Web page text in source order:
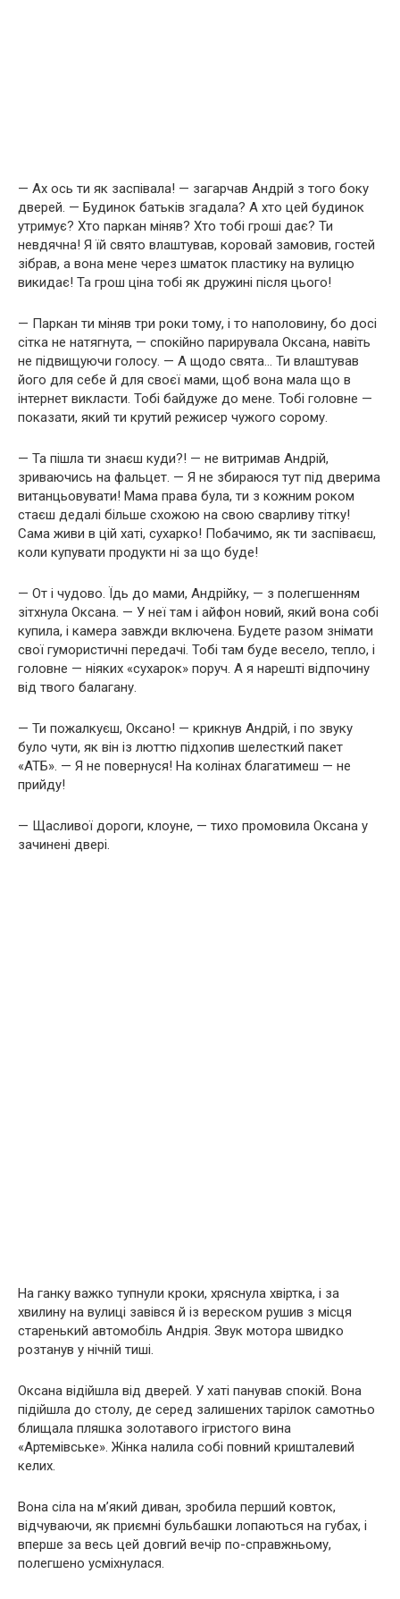
— Ах ось ти як заспівала! — загарчав Андрій з того боку
дверей. — Будинок батьків згадала? А хто цей будинок
утримує? Хто паркан міняв? Хто тобі гроші дає? Ти
невдячна! Я їй свято влаштував, коровай замовив, гостей
зібрав, а вона мене через шматок пластику на вулицю
викидає! Та грош ціна тобі як дружині після цього!
— Паркан ти міняв три роки тому, і то наполовину, бо досі
сітка не натягнута, — спокійно парирувала Оксана, навіть
не підвищуючи голосу. — А щодо свята… Ти влаштував
його для себе й для своєї мами, щоб вона мала що в
інтернет викласти. Тобі байдуже до мене. Тобі головне —
показати, який ти крутий режисер чужого сорому.
— Та пішла ти знаєш куди?! — не витримав Андрій,
зриваючись на фальцет. — Я не збираюся тут під дверима
витанцьовувати! Мама права була, ти з кожним роком
стаєш дедалі більше схожою на свою сварливу тітку!
Сама живи в цій хаті, сухарко! Побачимо, як ти заспіваєш,
коли купувати продукти ні за що буде!
— От і чудово. Їдь до мами, Андрійку, — з полегшенням
зітхнула Оксана. — У неї там і айфон новий, який вона собі
купила, і камера завжди включена. Будете разом знімати
свої гумористичні передачі. Тобі там буде весело, тепло, і
головне — ніяких «сухарок» поруч. А я нарешті відпочину
від твого балагану.
— Ти пожалкуєш, Оксано! — крикнув Андрій, і по звуку
було чути, як він із люттю підхопив шелесткий пакет
«АТБ». — Я не повернуся! На колінах благатимеш — не
прийду!
— Щасливої дороги, клоуне, — тихо промовила Оксана у
зачинені двері.
На ганку важко тупнули кроки, хряснула хвіртка, і за
хвилину на вулиці завівся й із вереском рушив з місця
старенький автомобіль Андрія. Звук мотора швидко
розтанув у нічній тиші.
Оксана відійшла від дверей. У хаті панував спокій. Вона
підійшла до столу, де серед залишених тарілок самотньо
блищала пляшка золотавого ігристого вина
«Артемівське». Жінка налила собі повний кришталевий
келих.
Вона сіла на м’який диван, зробила перший ковток,
відчуваючи, як приємні бульбашки лопаються на губах, і
вперше за весь цей довгий вечір по-справжньому,
полегшено усміхнулася.